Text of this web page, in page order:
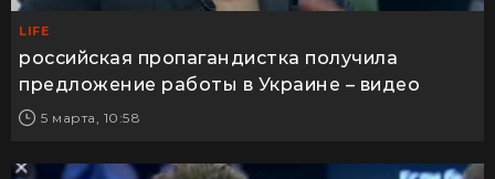
LIFE
российская пропагандистка получила
предложение работы в Украине – видео
5 марта, 10:58